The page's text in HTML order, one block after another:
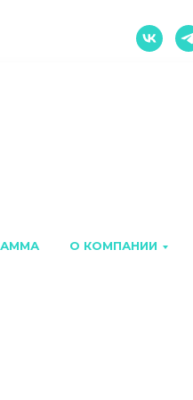
О КОМПАНИИ